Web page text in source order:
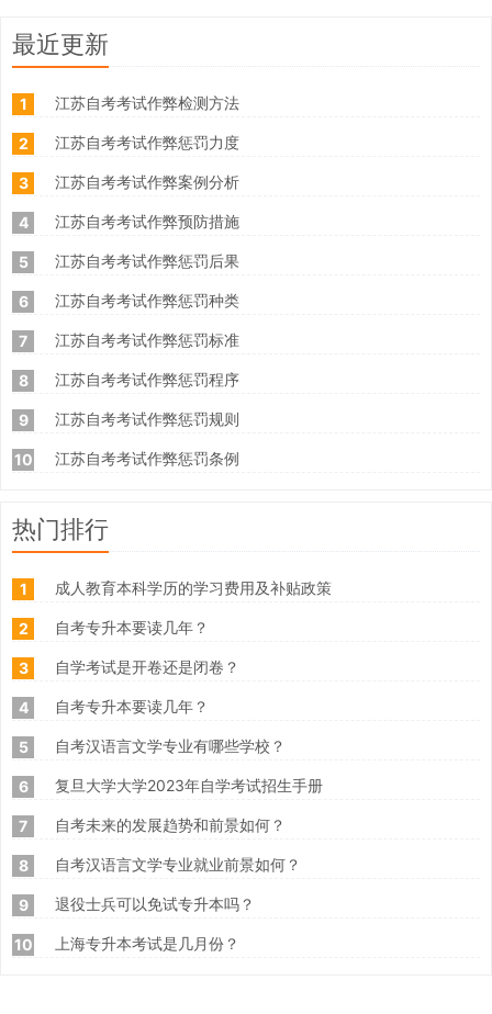
最近更新
1 江苏自考考试作弊检测方法
2 江苏自考考试作弊惩罚力度
3 江苏自考考试作弊案例分析
4 江苏自考考试作弊预防措施
5 江苏自考考试作弊惩罚后果
6 江苏自考考试作弊惩罚种类
7 江苏自考考试作弊惩罚标准
8 江苏自考考试作弊惩罚程序
9 江苏自考考试作弊惩罚规则
10 江苏自考考试作弊惩罚条例
热门排行
1 成人教育本科学历的学习费用及补贴政策
2 自考专升本要读几年？
3 自学考试是开卷还是闭卷？
4 自考专升本要读几年？
5 自考汉语言文学专业有哪些学校？
6 复旦大学大学2023年自学考试招生手册
7 自考未来的发展趋势和前景如何？
8 自考汉语言文学专业就业前景如何？
9 退役士兵可以免试专升本吗？
10 上海专升本考试是几月份？